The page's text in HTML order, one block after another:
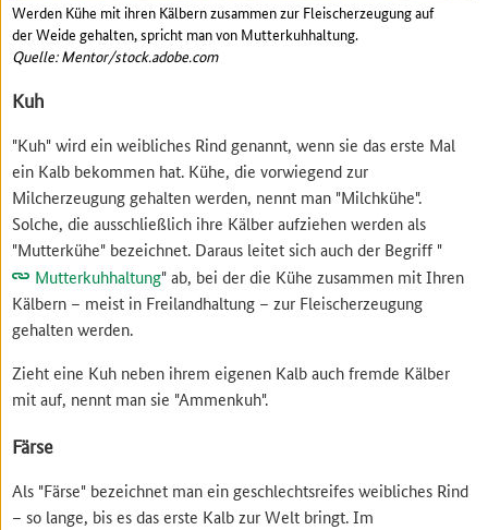
Werden Kühe mit ihren Kälbern zusammen zur Fleischerzeugung auf
der Weide gehalten, spricht man von Mutterkuhhaltung.
Quelle: Mentor/stock.adobe.com
Kuh
"Kuh" wird ein weibliches Rind genannt, wenn sie das erste Mal
ein Kalb bekommen hat. Kühe, die vorwiegend zur
Milcherzeugung gehalten werden, nennt man "Milchkühe".
Solche, die ausschließlich ihre Kälber aufziehen werden als
"Mutterkühe" bezeichnet. Daraus leitet sich auch der Begriff "
Mutterkuhhaltung" ab, bei der die Kühe zusammen mit Ihren
Kälbern – meist in Freilandhaltung – zur Fleischerzeugung
gehalten werden.
Zieht eine Kuh neben ihrem eigenen Kalb auch fremde Kälber
mit auf, nennt man sie "Ammenkuh".
Färse
Als "Färse" bezeichnet man ein geschlechtsreifes weibliches Rind
– so lange, bis es das erste Kalb zur Welt bringt. Im